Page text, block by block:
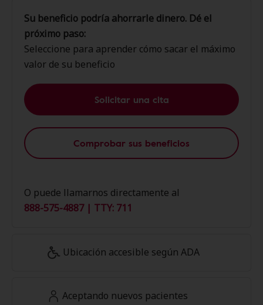
Su beneficio podría ahorrarle dinero. Dé el
próximo paso:
Seleccione para aprender cómo sacar el máximo
valor de su beneficio
Solicitar una cita
Comprobar sus beneficios
O puede llamarnos directamente al
888-575-4887 | TTY: 711
Ubicación accesible según ADA
Aceptando nuevos pacientes